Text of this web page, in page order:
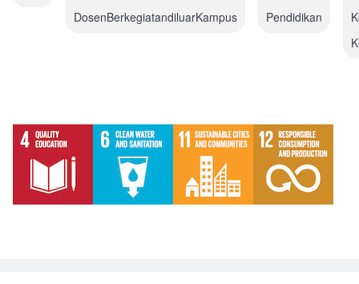
DosenBerkegiatandiluarKampus
Pendidikan